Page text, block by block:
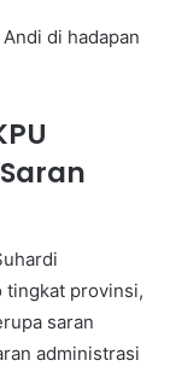
di hadapan
tingkat provinsi,
saran
administrasi